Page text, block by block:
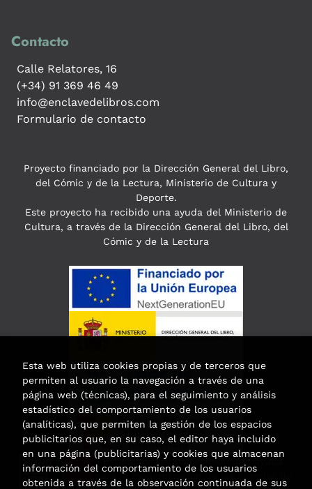
Contacto
Calle Relatores, 16
(+34) 91 369 46 49
info@enclavedelibros.com
Formulario de contacto
Proyecto financiado por la Dirección General del Libro,
del Cómic y de la Lectura, Ministerio de Cultura y
Deporte.
Este proyecto ha recibido una ayuda del Ministerio de
Cultura, a través de la Dirección General del Libro, del
Cómic y de la Lectura
Esta actividad ha recibido una ayuda
para la modernización de las librerías de
Esta web utiliza cookies propias y de terceros que
permiten al usuario la navegación a través de una
página web (técnicas), para el seguimiento y análisis
estadístico del comportamiento de los usuarios
(analíticas), que permiten la gestión de los espacios
publicitarios que, en su caso, el editor haya incluido
en una página (publicitarias) y cookies que almacenan
información del comportamiento de los usuarios
obtenida a través de la observación continuada de sus